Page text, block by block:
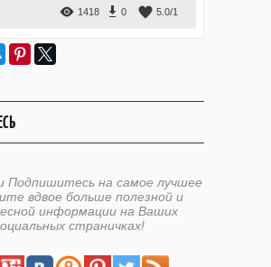
1418 0 5.0/1
Подпишитесь на самое лучшее
вдвое больше полезной и
информации на Ваших
страничках!